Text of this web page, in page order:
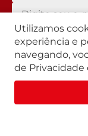
ou
Ao se cadastrar
privacidade
Utilizamos
experiência e
navegando,
de Privacidade